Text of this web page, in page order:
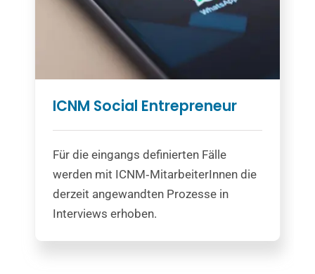
ICNM Social Entrepreneur
Für die eingangs definierten Fälle
werden mit ICNM‐MitarbeiterInnen die
derzeit angewandten Prozesse in
Interviews erhoben.